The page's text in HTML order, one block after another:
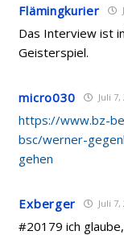
Flämingkurier
Das Interview ist
Geisterspiel.
micro030 Juli 7,
https://www.bz-
bsc/werner-
gehen
Exberger Juli 7,
#20179 ich